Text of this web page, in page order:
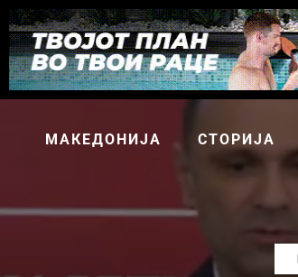
МАКЕДОНИЈА СТОРИЈА